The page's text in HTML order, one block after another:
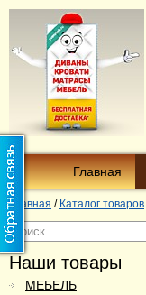
Главная
Главная / Каталог товаров
Наши товары
МЕБЕЛЬ